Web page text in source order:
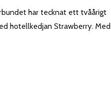
har tecknat ett tvåårigt
hotellkedjan Strawberry. Med